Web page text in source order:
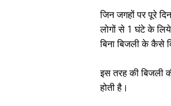
जिन जगहों पर पूरे
लोगों से 1 घंटे के
बिना बिजली के कैसे
इस तरह की बिजली
होती है।